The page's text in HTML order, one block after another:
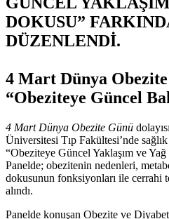
DOKUSU”
DÜZENLENDİ.
4 Mart Dünya
“Obeziteye Güncel
4 Mart Dünya Obezite Günü
Üniversitesi Tıp Fakültesi’nde
“Obeziteye Güncel Yaklaşım ve
Panelde; obezitenin nedenleri,
dokusunun fonksiyonları ile cerrahi
alındı.
Panelde konuşan Obezite ve